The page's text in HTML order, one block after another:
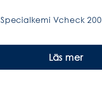
Specialkemi Vcheck 200
Läs mer